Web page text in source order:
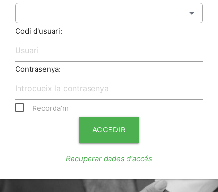
Codi d'usuari:
Contrasenya:
Recorda'm
ACCEDIR
Recuperar dades d'accés